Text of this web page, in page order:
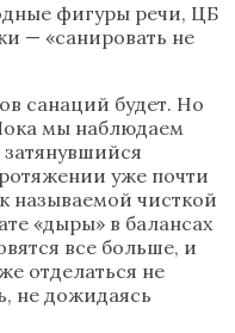
фигуры речи, ЦБ
— «санировать не
санаций будет. Но
мы наблюдаем
уже почти
называемой чисткой
«дыры» в балансах
все больше, и
отделаться не
не дожидаясь